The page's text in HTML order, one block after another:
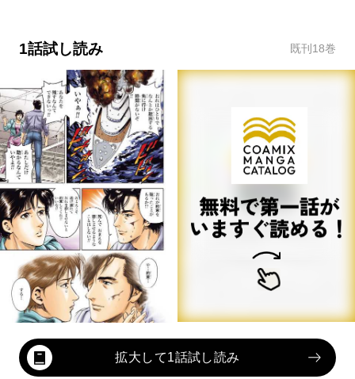
1話試し読み 既刊 18巻
拡大して1話試し読み